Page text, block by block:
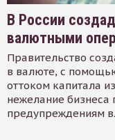
В России
валютными
Правительство
в валюте, с
оттоком капитала
нежелание бизнеса
предупреждениям